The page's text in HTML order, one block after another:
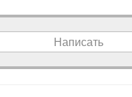
Написать